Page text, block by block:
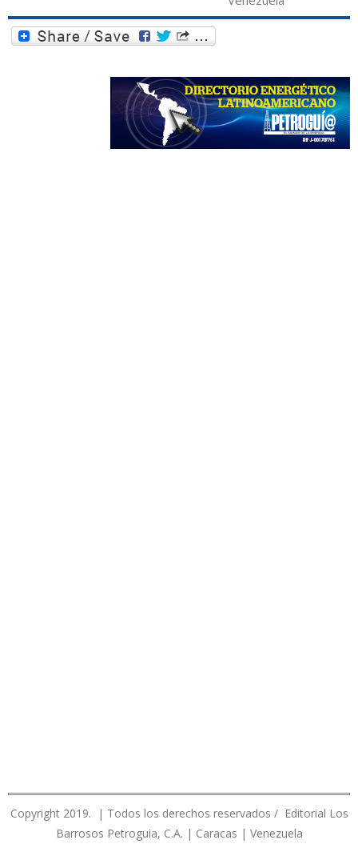
Copyright 2019. | Todos los derechos reservados / Editorial Los
Barrosos Petroguia, C.A. | Caracas | Venezuela